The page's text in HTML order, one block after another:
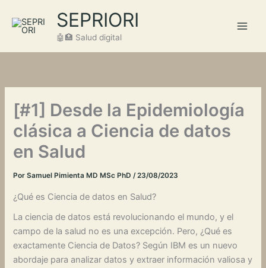
contenido
SEPRIORI
🤖🏥 Salud digital
[#1] Desde la Epidemiología
clásica a Ciencia de datos
en Salud
PorSamuel Pimienta MD MSc PhD/23/08/2023
¿Qué es Ciencia de datos en Salud?
La ciencia de datos está revolucionando el mundo, y el
campo de la salud no es una excepción. Pero, ¿Qué es
exactamente Ciencia de Datos? Según IBM es un nuevo
abordaje para analizar datos y extraer información valiosa y